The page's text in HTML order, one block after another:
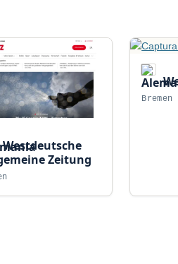
Westdeutsche
Zeitung
Bremen